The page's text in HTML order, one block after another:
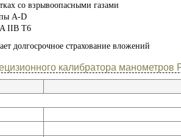
со взрывоопасными газами
A-D
IIB T6
долгосрочное страхование вложений
калибратора манометров